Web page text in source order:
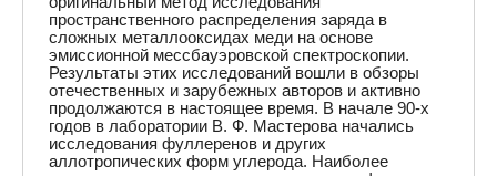
пространственного распределения заряда в
сложных металлооксидах меди на основе
эмиссионной мессбауэровской спектроскопии.
Результаты этих исследований вошли в обзоры
отечественных и зарубежных авторов и активно
продолжаются в настоящее время. В начале 90-х
годов в лаборатории В. Ф. Мастерова начались
исследования фуллеренов и других
аллотропических форм углерода. Наиболее